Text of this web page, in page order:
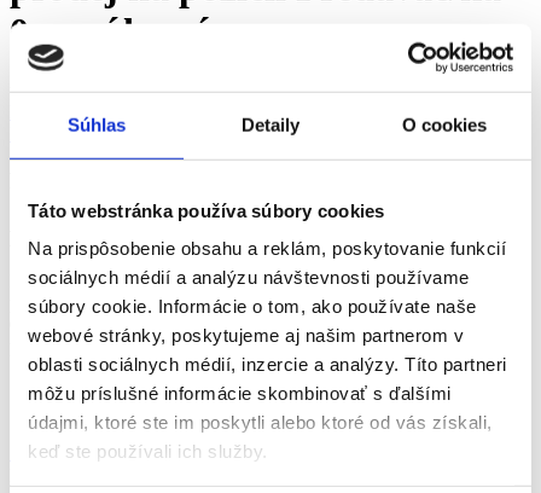
Súhlas Detaily O cookies
Táto webstránka používa súbory cookies
Na prispôsobenie obsahu a reklám, poskytovanie funkcií
sociálnych médií a analýzu návštevnosti používame
súbory cookie. Informácie o tom, ako používate naše
webové stránky, poskytujeme aj našim partnerom v
oblasti sociálnych médií, inzercie a analýzy. Títo partneri
môžu príslušné informácie skombinovať s ďalšími
údajmi, ktoré ste im poskytli alebo ktoré od vás získali,
keď ste používali ich služby.
0 ponúk práce
upresniť vyhľadávanie
Trnavský kraj
Predavač/ka Čiastočný úväzok Ďalšie štítky »
Obchod a prodej a na pozíciiPredavač/ka
Ponuky práce v Sereď na Čiastočný úväzok v odbore Obchod a
prodej na pozícii Predavač/ka voľné miesta - vyberte si z viac ako
0+ overených ponúk práce za srpen 2026 na pracovnom portáli fajn-
praca.sk
SereďOdbory
Pozícia
SereďVhodné pre
Sereďzkrácený úvazek >